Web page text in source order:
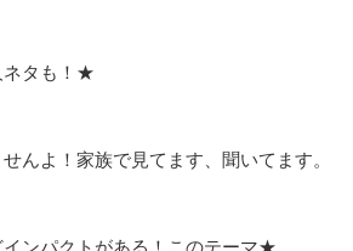
ネタも！★
んよ！家族で見てます、聞いてます。
ンパクトがある！このテーマ★